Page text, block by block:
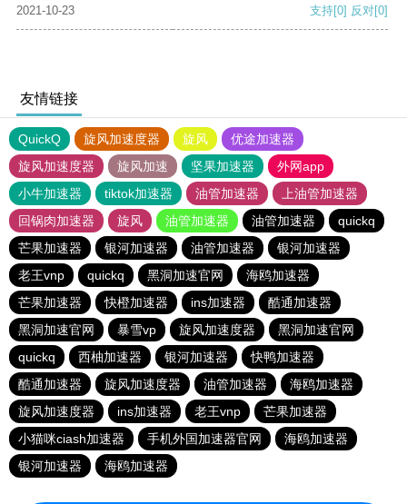
2021-10-23 支持[0] 反对[0]
友情链接
QuickQ 旋风加速度器 旋风
优途加速器
旋风加速度器
旋风加速 坚果加速器
外网app
小牛加速器
tiktok加速器 油管加速器
上油管加速器
回锅肉加速器
旋风 油管加速器 油管加速器
quickq
芒果加速器
银河加速器 油管加速器
银河加速器
老王vnp
quickq 黑洞加速官网
海鸥加速器
芒果加速器
快橙加速器 ins加速器
酷通加速器
黑洞加速官网
暴雪vp 旋风加速度器
黑洞加速官网
quickq
西柚加速器 银河加速器
快鸭加速器
酷通加速器
旋风加速度器 油管加速器
海鸥加速器
旋风加速度器
ins加速器 老王vnp
芒果加速器
小猫咪ciash加速器
手机外国加速器官网
海鸥加速器
银河加速器
海鸥加速器